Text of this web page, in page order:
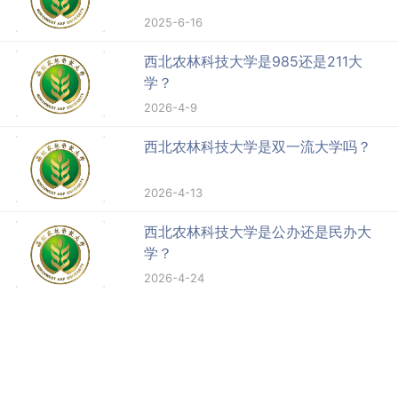
2025-6-16
西北农林科技大学是985还是211大
学？
2026-4-9
西北农林科技大学是双一流大学吗？
2026-4-13
西北农林科技大学是公办还是民办大
学？
2026-4-24